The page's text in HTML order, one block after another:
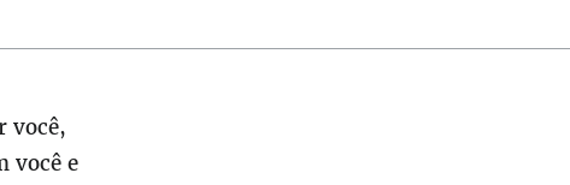
você,
você e